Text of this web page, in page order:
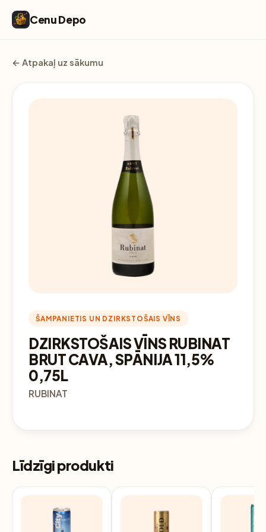
Cenu Depo
← Atpakaļ uz sākumu
ŠAMPANIETIS UN DZIRKSTOŠAIS VĪNS
DZIRKSTOŠAIS VĪNS RUBINAT
BRUT CAVA, SPĀNIJA 11,5%
0,75L
RUBINAT
Līdzīgi produkti